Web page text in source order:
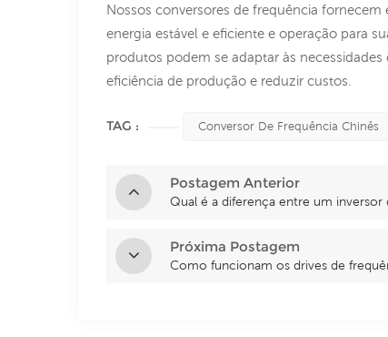
Nossos conversores de frequência
energia estável e eficiente e operação para
produtos podem se adaptar às
eficiência de produção e reduzir custos.
TAG : Conversor De Frequência Chinês
Postagem Anterior
Qual é a diferença entre um
Próxima Postagem
Como funcionam os drives de